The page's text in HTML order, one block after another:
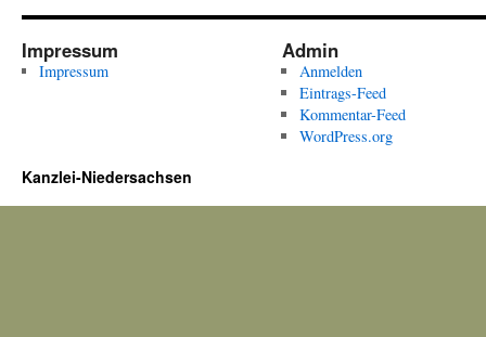
Impressum
Impressum
Admin
Anmelden
Eintrags-Feed
Kommentar-Feed
WordPress.org
Kanzlei-Niedersachsen